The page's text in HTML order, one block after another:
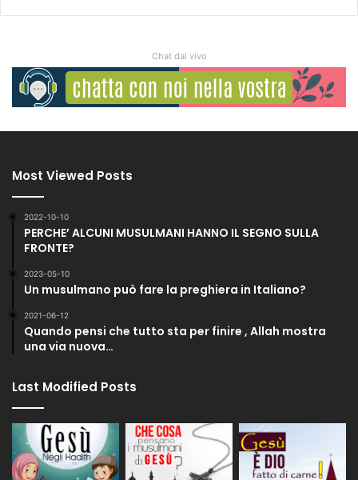
Chat dal vivo
Most Viewed Posts
2022-10-10
PERCHE’ ALCUNI MUSULMANI HANNO IL SEGNO SULLA
FRONTE?
2023-05-10
Un musulmano può fare la preghiera in Italiano?
2021-06-12
Quando pensi che tutto sta per finire , Allah mostra
una via nuova…
Last Modified Posts